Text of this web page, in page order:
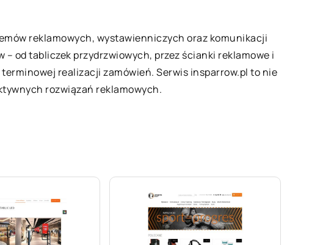
reklamowych, wystawienniczych oraz komunikacji
od tabliczek przydrzwiowych, przez ścianki reklamowe i
realizacji zamówień. Serwis insparrow.pl to nie
rozwiązań reklamowych.